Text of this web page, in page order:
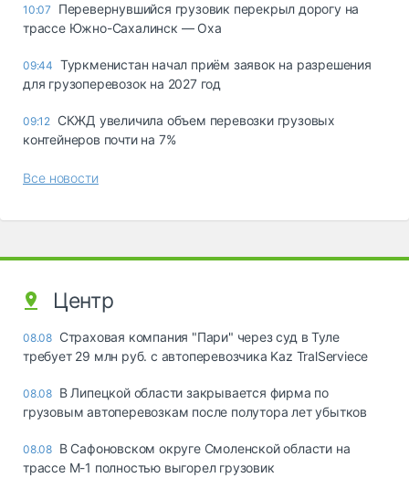
10:07
Перевернувшийся грузовик перекрыл дорогу на
трассе Южно-Сахалинск — Оха
09:44 Туркменистан начал приём заявок на разрешения
для грузоперевозок на 2027 год
09:12 СКЖД увеличила объем перевозки грузовых
контейнеров почти на 7%
Все новости
Центр
08.08 Страховая компания "Пари" через суд в Туле
требует 29 млн руб. с автоперевозчика Kaz TralServiece
08.08 В Липецкой области закрывается фирма по
грузовым автоперевозкам после полутора лет убытков
08.08 В Сафоновском округе Смоленской области на
трассе М-1 полностью выгорел грузовик